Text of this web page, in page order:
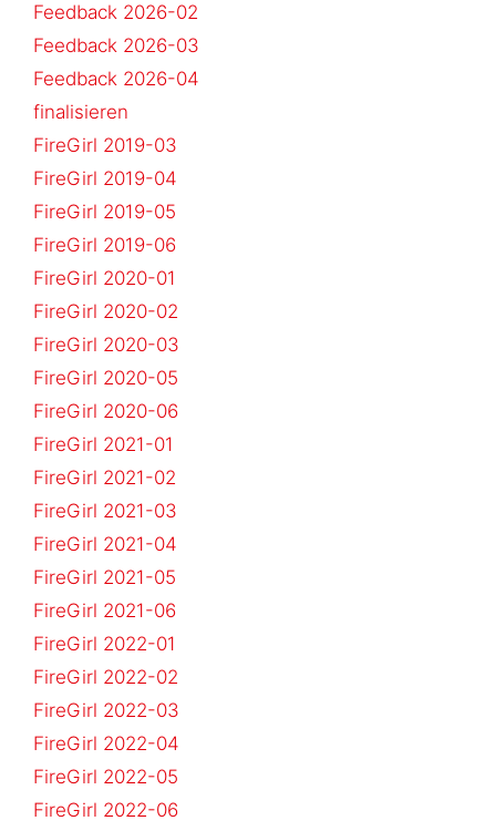
Feedback 2026-02
Feedback 2026-03
Feedback 2026-04
finalisieren
FireGirl 2019-03
FireGirl 2019-04
FireGirl 2019-05
FireGirl 2019-06
FireGirl 2020-01
FireGirl 2020-02
FireGirl 2020-03
FireGirl 2020-05
FireGirl 2020-06
FireGirl 2021-01
FireGirl 2021-02
FireGirl 2021-03
FireGirl 2021-04
FireGirl 2021-05
FireGirl 2021-06
FireGirl 2022-01
FireGirl 2022-02
FireGirl 2022-03
FireGirl 2022-04
FireGirl 2022-05
FireGirl 2022-06